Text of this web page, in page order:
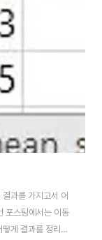
과를 가지고서 어
포스팅에서는 이동
게 결과를 정리해